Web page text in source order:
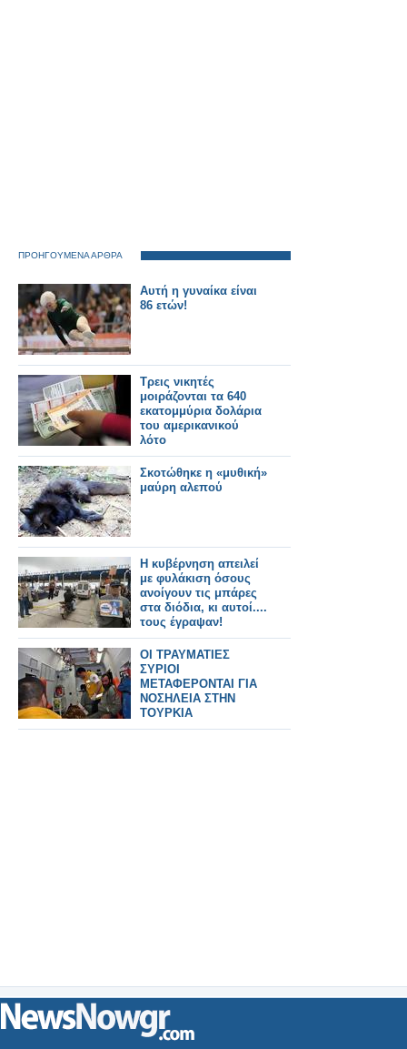
ΠΡΟΗΓΟΥΜΕΝΑ ΑΡΘΡΑ
Αυτή η γυναίκα είναι
86 ετών!
Τρεις νικητές
μοιράζονται τα 640
εκατομμύρια δολάρια
του αμερικανικού
λότο
Σκοτώθηκε η «μυθική»
μαύρη αλεπού
Η κυβέρνηση απειλεί
με φυλάκιση όσους
ανοίγουν τις μπάρες
στα διόδια, κι αυτοί....
τους έγραψαν!
ΟΙ ΤΡΑΥΜΑΤΙΕΣ
ΣΥΡΙΟΙ
ΜΕΤΑΦΕΡΟΝΤΑΙ ΓΙΑ
ΝΟΣΗΛΕΙΑ ΣΤΗΝ
ΤΟΥΡΚΙΑ